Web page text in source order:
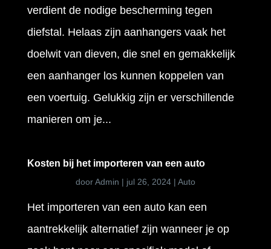
verdient de nodige bescherming tegen
diefstal. Helaas zijn aanhangers vaak het
doelwit van dieven, die snel en gemakkelijk
een aanhanger los kunnen koppelen van
een voertuig. Gelukkig zijn er verschillende
manieren om je...
Kosten bij het importeren van een auto
doorAdmin | jul 26, 2024| Auto
Het importeren van een auto kan een
aantrekkelijk alternatief zijn wanneer je op